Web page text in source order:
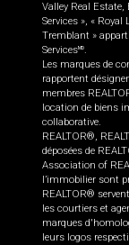
Valley Real Estate,
Services », « Royal
Tremblant »
ServicesMD.
Les marques de
rapportent
membres
location de biens
collaborative.
REALTOR®,
déposées de
Association of
l’immobilier sont
REALTOR®
les courtiers et
marques
leurs logos